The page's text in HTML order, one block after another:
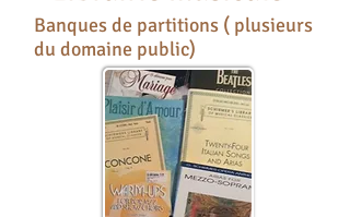
Banques de partitions ( plusieurs
du domaine public)